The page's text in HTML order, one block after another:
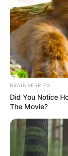
BRAINBERRIES
Did You Notice
The Movie?